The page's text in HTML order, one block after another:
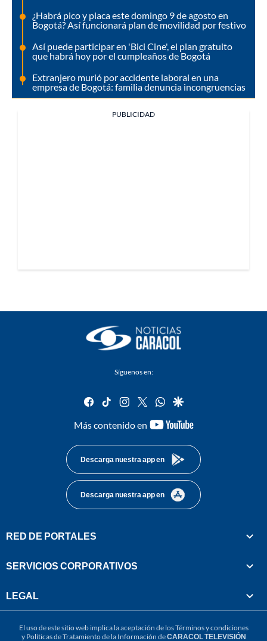
¿Habrá pico y placa este domingo 9 de agosto en
Bogotá? Así funcionará plan de movilidad por festivo
Así puede participar en 'Bici Cine', el plan gratuito
que habrá hoy por el cumpleaños de Bogotá
Extranjero murió por accidente laboral en una
empresa de Bogotá: familia denuncia incongruencias
PUBLICIDAD
Síguenos en:
facebook
tiktok instagram
twitterwhatsapp
google
Más contenido en
youtube-
Descarga nuestra app en
Descarga nuestra app en
RED DE PORTALES
SERVICIOS CORPORATIVOS
LEGAL
El uso de este sitio web implica la aceptación de losTérminos y condiciones
y Políticas de Tratamiento de la Información deCARACOL TELEVISIÓN